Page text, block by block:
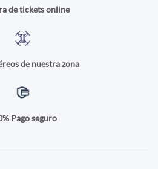
de tickets online
de nuestra zona
Pago seguro